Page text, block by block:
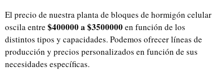
El precio de nuestra planta de bloques de hormigón celular
oscila entre $400000 a $3500000 en función de los
distintos tipos y capacidades. Podemos ofrecer líneas de
producción y precios personalizados en función de sus
necesidades específicas.